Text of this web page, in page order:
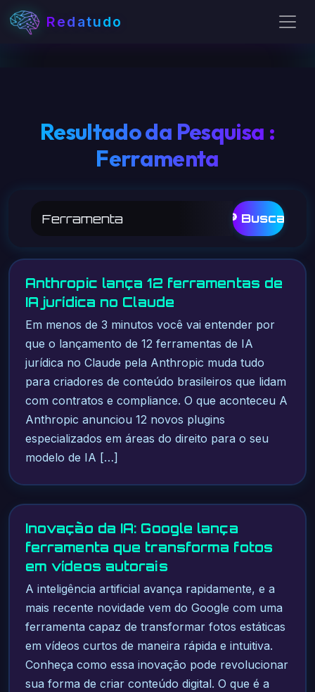
Redatudo
Resultado da Pesquisa :
Ferramenta
🔎 Buscar
Anthropic lança 12 ferramentas de
IA jurídica no Claude
Em menos de 3 minutos você vai entender por
que o lançamento de 12 ferramentas de IA
jurídica no Claude pela Anthropic muda tudo
para criadores de conteúdo brasileiros que lidam
com contratos e compliance. O que aconteceu A
Anthropic anunciou 12 novos plugins
especializados em áreas do direito para o seu
modelo de IA […]
Inovação da IA: Google lança
ferramenta que transforma fotos
em vídeos autorais
A inteligência artificial avança rapidamente, e a
mais recente novidade vem do Google com uma
ferramenta capaz de transformar fotos estáticas
em vídeos curtos de maneira rápida e intuitiva.
Conheça como essa inovação pode revolucionar
sua forma de criar conteúdo digital. O que é a